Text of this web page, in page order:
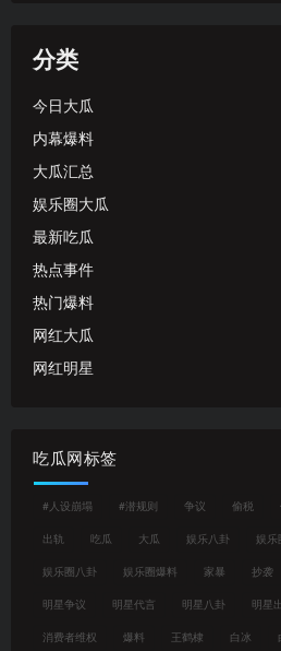
分类
今日大瓜
内幕爆料
大瓜汇总
娱乐圈大瓜
最新吃瓜
热点事件
热门爆料
网红大瓜
网红明星
吃瓜网标签
#人设崩塌 #潜规则 争议 偷税
出轨 吃瓜 大瓜 娱乐八卦 娱乐
娱乐圈八卦 娱乐圈爆料 家暴 抄袭
明星争议 明星代言 明星八卦 明星
消费者维权 爆料 王鹤棣 白冰